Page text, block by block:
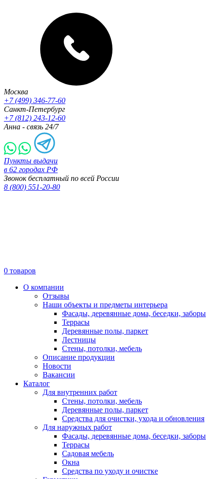
Москва
+7 (499) 346-77-60
Санкт-Петербург
+7 (812) 243-12-60
Анна - связь 24/7
Пункты выдачи
в 62 городах РФ
Звонок бесплатный по всей России
8 (800) 551-20-80
0 товаров
О компании
Отзывы
Наши объекты и предметы интерьера
Фасады, деревянные дома, беседки, заборы
Террасы
Деревянные полы, паркет
Лестницы
Стены, потолки, мебель
Описание продукции
Новости
Вакансии
Каталог
Для внутренних работ
Стены, потолки, мебель
Деревянные полы, паркет
Средства для очистки, ухода и обновления
Для наружных работ
Фасады, деревянные дома, беседки, заборы
Террасы
Садовая мебель
Окна
Средства по уходу и очистке